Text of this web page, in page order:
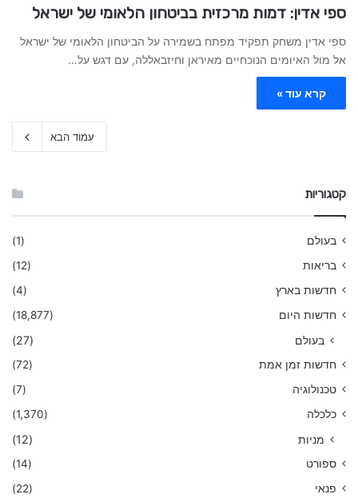
ספי אדין: דמות מרכזית בביטחון הלאומי של ישראל
ספי אדין משחק תפקיד מפתח בשמירה על הביטחון הלאומי של ישראל
אל מול האיומים הנוכחיים מאיראן וחיזבאללה, עם דגש על…
קרא עוד »
עמוד הבא
קטגוריות
בעולם
(1)
בריאות
(12)
חדשות בארץ
(4)
חדשות היום
(18,877)
בעולם (27)
חדשות זמן אמת
(72)
טכנולוגיה
(7)
כלכלה
(1,370)
מניות (12)
ספורט
(14)
פנאי
(22)